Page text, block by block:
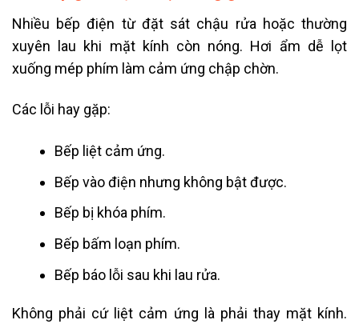
Nhiều bếp điện từ đặt sát chậu rửa hoặc thường
xuyên lau khi mặt kính còn nóng. Hơi ẩm dễ lọt
xuống mép phím làm cảm ứng chập chờn.
Các lỗi hay gặp:
Bếp liệt cảm ứng.
Bếp vào điện nhưng không bật được.
Bếp bị khóa phím.
Bếp bấm loạn phím.
Bếp báo lỗi sau khi lau rửa.
Không phải cứ liệt cảm ứng là phải thay mặt kính.